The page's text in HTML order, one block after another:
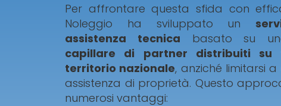
Per affrontare questa sfida con
Noleggio ha sviluppato un
assistenza tecnica basato su
capillare di partner distribuiti
territorio nazionale, anziché limitarsi
assistenza di proprietà. Questo
numerosi vantaggi: